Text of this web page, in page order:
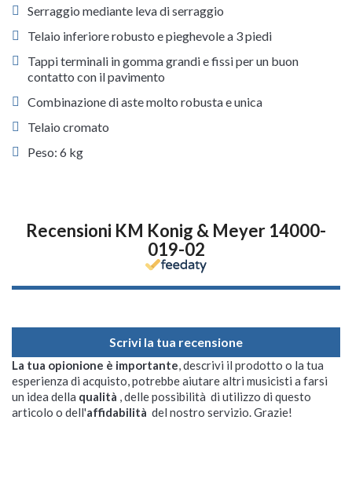
Serraggio mediante leva di serraggio
Telaio inferiore robusto e pieghevole a 3 piedi
Tappi terminali in gomma grandi e fissi per un buon
contatto con il pavimento
Combinazione di aste molto robusta e unica
Telaio cromato
Peso: 6 kg
Recensioni KM Konig & Meyer 14000-
019-02
Scrivi la tua recensione
La tua opionione è importante, descrivi il prodotto o la tua
esperienza di acquisto, potrebbe aiutare altri musicisti a farsi
un idea della qualità , delle possibilità di utilizzo di questo
articolo o dell'affidabilità del nostro servizio. Grazie!